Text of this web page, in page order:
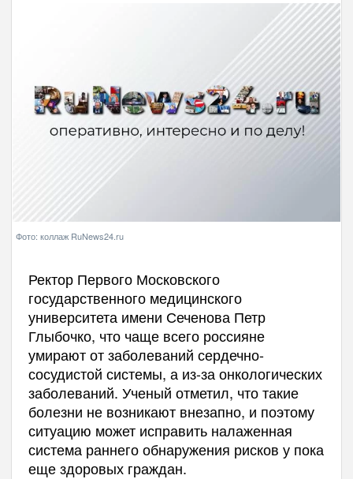
Фото: коллаж RuNews24.ru
Ректор Первого Московского
государственного медицинского
университета имени Сеченова Петр
Глыбочко, что чаще всего россияне
умирают от заболеваний сердечно-
сосудистой системы, а из-за онкологических
заболеваний. Ученый отметил, что такие
болезни не возникают внезапно, и поэтому
ситуацию может исправить налаженная
система раннего обнаружения рисков у пока
еще здоровых граждан.